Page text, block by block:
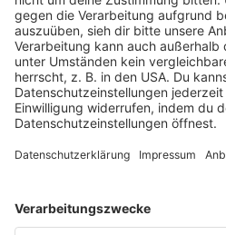
Hamburger Club "Shake!", wo
und zahlreiche Menschen
Initiator Michel brauchte bei der
guten Namen. "Shake!" drückt
erreichen wollen. Die Musik soll
Räumlichkeiten des "FRONT" zu